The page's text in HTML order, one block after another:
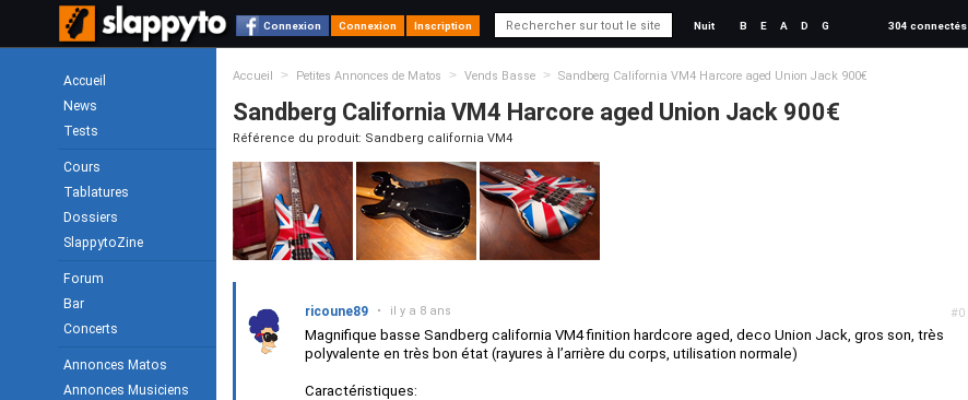
Connexion Connexion Inscription Nuit B E A D G 304 connectés
Accueil
News
Tests
Cours
Tablatures
Dossiers
SlappytoZine
Forum
Bar
Concerts
Annonces Matos
Annonces Musiciens
Accueil > Petites Annonces de Matos > Vends Basse > Sandberg California VM4 Harcore aged Union Jack 900€
Sandberg California VM4 Harcore aged Union Jack 900€
Référence du produit: Sandberg california VM4
#0
ricoune89 • il y a 8 ans
Magnifique basse Sandberg california VM4 finition hardcore aged, deco Union Jack, gros son, très
polyvalente en très bon état (rayures à l’arrière du corps, utilisation normale)
Caractéristiques: